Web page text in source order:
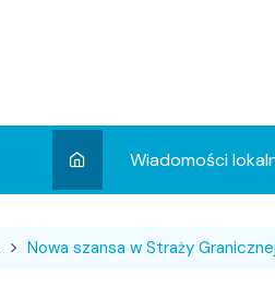
Wiadomości
Wydarzenia
Nowa szansa w Straży